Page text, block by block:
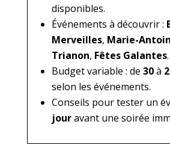
disponibles.
Événements à découvrir :
Merveilles, Marie-
Trianon, Fêtes Galantes.
Budget variable : de 30à
selon les événements.
Conseils pour tester un
jouravant une soirée